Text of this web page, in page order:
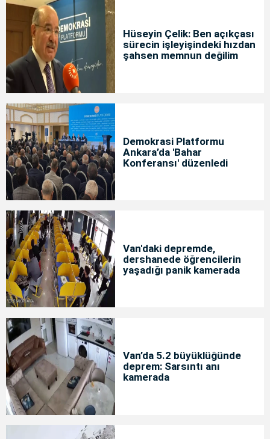
Hüseyin Çelik: Ben açıkçası
sürecin işleyişindeki hızdan
şahsen memnun değilim
Demokrasi Platformu
Ankara’da 'Bahar
Konferansı' düzenledi
Van'daki depremde,
dershanede öğrencilerin
yaşadığı panik kamerada
Van’da 5.2 büyüklüğünde
deprem: Sarsıntı anı
kamerada